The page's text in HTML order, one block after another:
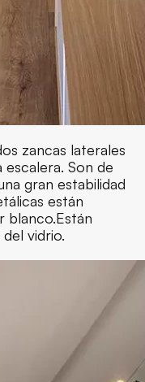
zancas laterales
Son de
gran estabilidad
están
blanco.Están
vidrio.